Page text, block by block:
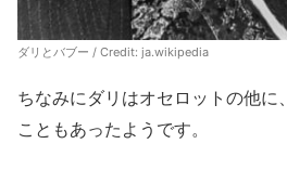
ダリとバブー / Credit: ja.wikipedia
ちなみにダリはオセロットの他に、
こともあったようです。